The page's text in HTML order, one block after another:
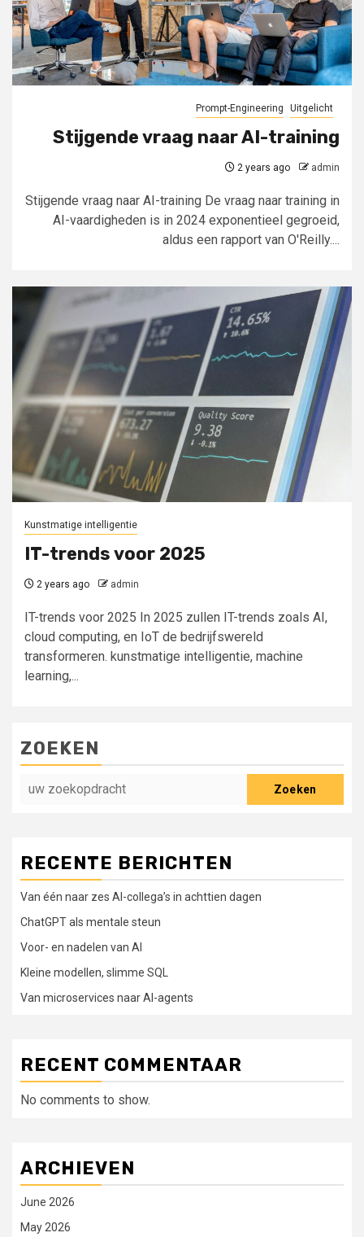
Prompt-Engineering Uitgelicht
Stijgende vraag naar AI-training
2 years ago admin
Stijgende vraag naar AI-training De vraag naar training in
AI-vaardigheden is in 2024 exponentieel gegroeid,
aldus een rapport van O'Reilly....
Kunstmatige intelligentie
IT-trends voor 2025
2 years ago admin
IT-trends voor 2025 In 2025 zullen IT-trends zoals AI,
cloud computing, en IoT de bedrijfswereld
transformeren. kunstmatige intelligentie, machine
learning,...
ZOEKEN
Zoeken
RECENTE BERICHTEN
Van één naar zes AI-collega’s in achttien dagen
ChatGPT als mentale steun
Voor- en nadelen van AI
Kleine modellen, slimme SQL
Van microservices naar AI-agents
RECENT COMMENTAAR
No comments to show.
ARCHIEVEN
June 2026
May 2026